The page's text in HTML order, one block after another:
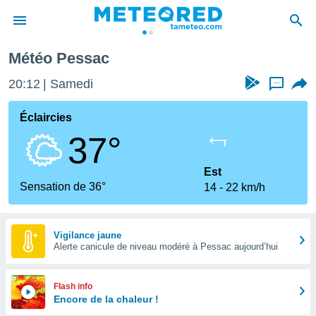
de
Météo Pessac
20:12 Samedi ...
Éclaircies
37°
Sensation de 36°
Est
14
22 km/h
Vigilance jaune
Alerte canicule de niveau modéré à Pessac aujourd’hui
Flash info
Encore de la chaleur !